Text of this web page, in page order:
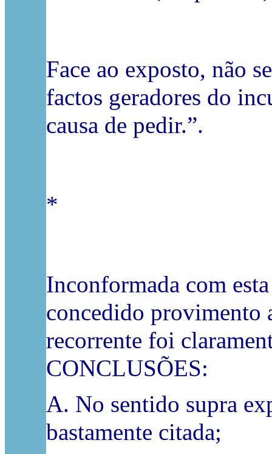
Face ao exposto, não
factos geradores do
causa de pedir.”.
*
Inconformada com
concedido provimento
recorrente foi
CONCLUSÕES:
A. No sentido supra
bastamente citada;